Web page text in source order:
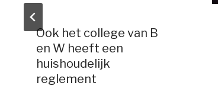
Ook het college van B
en W heeft een
huishoudelijk
reglement